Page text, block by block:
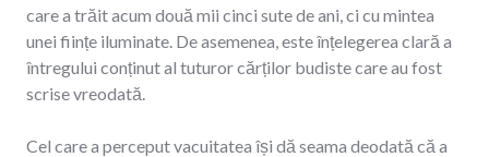
care a trăit acum două mii cinci sute de ani, ci cu mintea
unei ființe iluminate. De asemenea, este înțelegerea clară a
întregului conținut al tuturor cărților budiste care au fost
scrise vreodată.
Cel care a perceput vacuitatea își dă seama deodată că a